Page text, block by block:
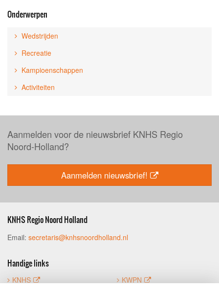
Onderwerpen
Wedstrijden
Recreatie
Kampioenschappen
Activiteiten
Aanmelden voor de nieuwsbrief KNHS Regio
Noord-Holland?
Aanmelden nieuwsbrief!
KNHS Regio Noord Holland
Email: secretaris@knhsnoordholland.nl
Handige links
KNHS
KWPN